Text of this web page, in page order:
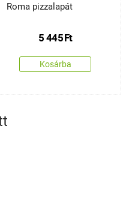
Roma pizzalapát
5 445Ft
Kosárba